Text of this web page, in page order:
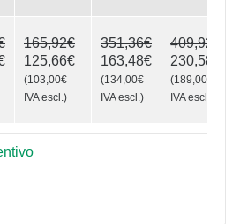
165,92€
125,66€
(103,00€
IVA escl. )
351,36€
163,48€
(134,00€
IVA escl. )
409,92€
230,58€
(189,00€
IVA escl.